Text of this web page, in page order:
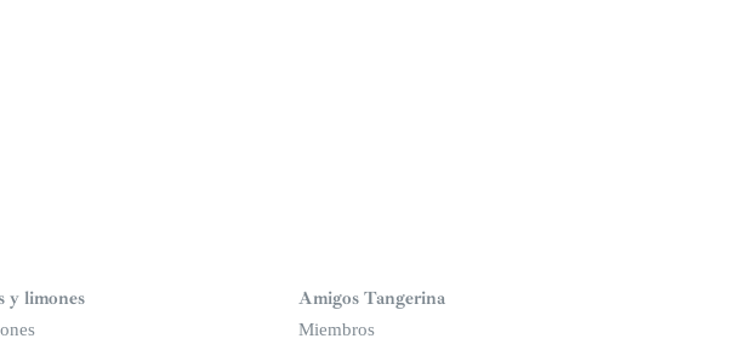
y limones Amigos Tangerina
Miembros